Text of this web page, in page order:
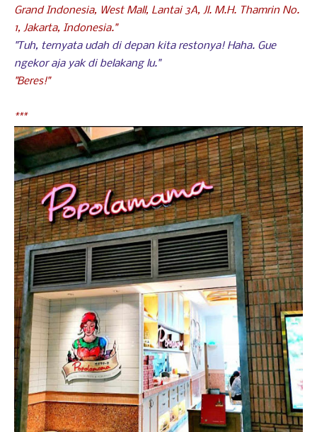
Grand Indonesia, West Mall, Lantai 3A, Jl. M.H. Thamrin No.
1, Jakarta, Indonesia."
"Tuh, ternyata udah di depan kita restonya! Haha. Gue
ngekor aja yak di belakang lu."
"Beres!"
***